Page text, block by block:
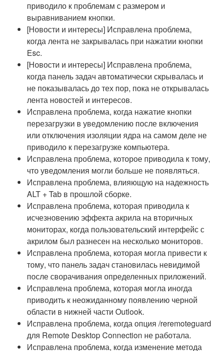
приводило к проблемам с размером и
выравниванием кнопки.
[Новости и интересы] Исправлена проблема,
когда лента не закрывалась при нажатии кнопки
Esc.
[Новости и интересы] Исправлена проблема,
когда панель задач автоматически скрывалась и
не показывалась до тех пор, пока не открывалась
лента новостей и интересов.
Исправлена проблема, когда нажатие кнопки
перезагрузки в уведомлению после включения
или отключения изоляции ядра на самом деле не
приводило к перезагрузке компьютера.
Исправлена проблема, которое приводила к тому,
что уведомления могли больше не появляться.
Исправлена проблема, влияющую на надежность
ALT + Tab в прошлой сборке.
Исправлена проблема, которая приводила к
исчезновению эффекта акрила на вторичных
мониторах, когда пользовательский интерфейс с
акрилом был разнесен на несколько мониторов.
Исправлена проблема, которая могла привести к
тому, что панель задач становилась невидимой
после сворачивания определенных приложений.
Исправлена проблема, которая могла иногда
приводить к неожиданному появлению черной
области в нижней части Outlook.
Исправлена проблема, когда опция /reremoteguard
для Remote Desktop Connection не работала.
Исправлена проблема, когда изменение метода